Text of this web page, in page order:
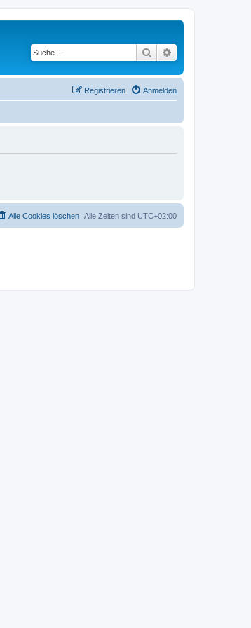
Suche
Anmelden
Registrieren
Alle Zeiten sind UTC+02:00
Alle Cookies löschen